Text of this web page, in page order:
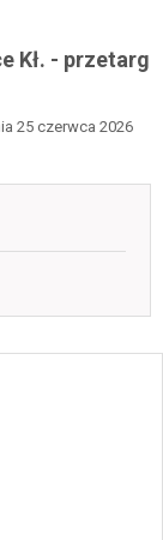
Kł. - przetarg
25 czerwca 2026